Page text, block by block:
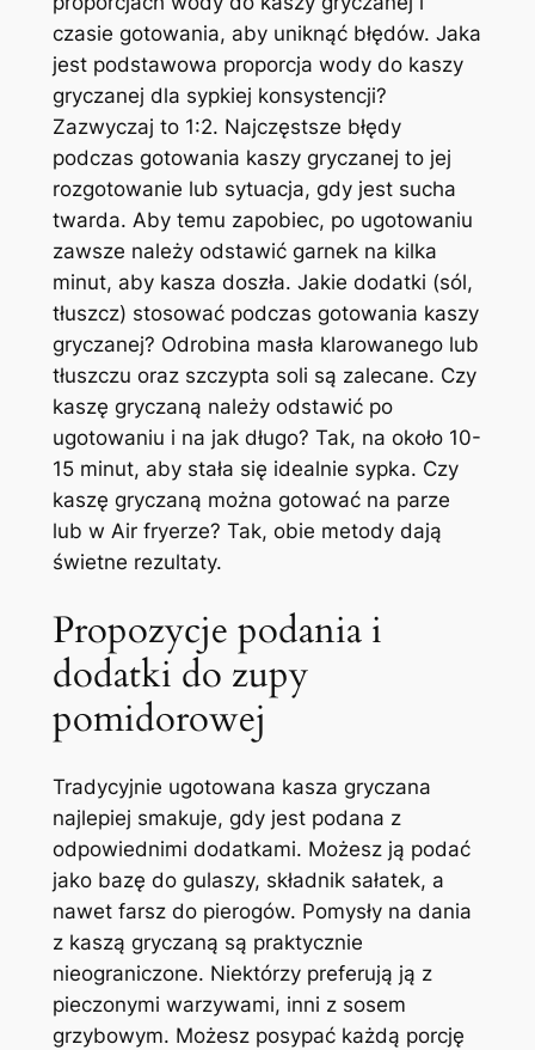
czasie gotowania, aby uniknąć błędów. Jaka
jest podstawowa proporcja wody do kaszy
gryczanej dla sypkiej konsystencji?
Zazwyczaj to 1:2. Najczęstsze błędy
podczas gotowania kaszy gryczanej to jej
rozgotowanie lub sytuacja, gdy jest sucha
twarda. Aby temu zapobiec, po ugotowaniu
zawsze należy odstawić garnek na kilka
minut, aby kasza doszła. Jakie dodatki (sól,
tłuszcz) stosować podczas gotowania kaszy
gryczanej? Odrobina masła klarowanego lub
tłuszczu oraz szczypta soli są zalecane. Czy
kaszę gryczaną należy odstawić po
ugotowaniu i na jak długo? Tak, na około 10-
15 minut, aby stała się idealnie sypka. Czy
kaszę gryczaną można gotować na parze
lub w Air fryerze? Tak, obie metody dają
świetne rezultaty.
Propozycje podania i
dodatki do zupy
pomidorowej
Tradycyjnie ugotowana kasza gryczana
najlepiej smakuje, gdy jest podana z
odpowiednimi dodatkami. Możesz ją podać
jako bazę do gulaszy, składnik sałatek, a
nawet farsz do pierogów. Pomysły na dania
z kaszą gryczaną są praktycznie
nieograniczone. Niektórzy preferują ją z
pieczonymi warzywami, inni z sosem
grzybowym. Możesz posypać każdą porcję